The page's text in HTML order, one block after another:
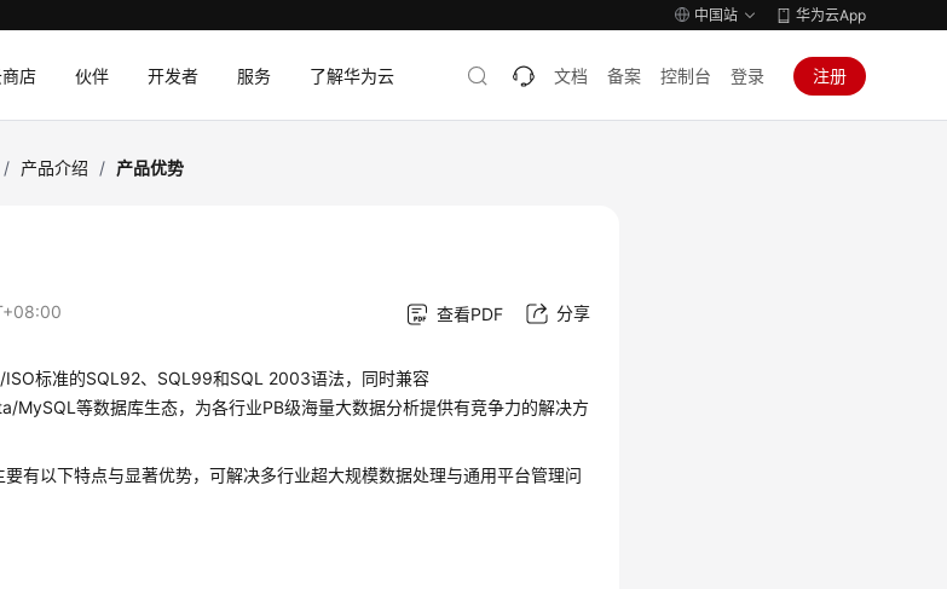
中国站 华为云App
店 伙伴 开发者 服务 了解华为云 文档 备案 控制台 登录 注册
/ 产品介绍 / 产品优势
查看PDF 分享
ISO标准的SQL92、SQL99和SQL 2003语法，同时兼容
MySQL等数据库生态，为各行业PB级海量大数据分析提供有竞争力的解决方
有以下特点与显著优势，可解决多行业超大规模数据处理与通用平台管理问